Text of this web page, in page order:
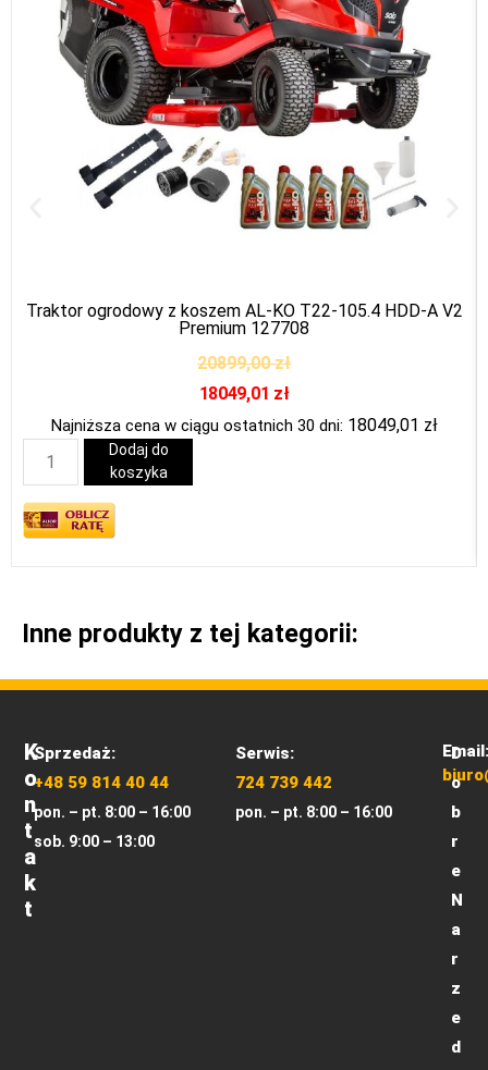
Traktor ogrodowy z koszem AL-KO T22-105.4 HDD-A V2
Premium 127708
20899,00zł
18049,01 zł
Najniższa cena w ciągu ostatnich 30 dni: 18049,01 zł
Dodaj do
koszyka
Inne produkty z tej kategorii:
K
O
N
T
A
K
T
Sprzedaż:
+48 59 814 40 44
pon. – pt. 8:00 – 16:00
sob. 9:00 – 13:00
Serwis:
724 739 442
pon. – pt. 8:00 – 16:00
Email:
D
o
b
r
e
N
a
r
z
e
d